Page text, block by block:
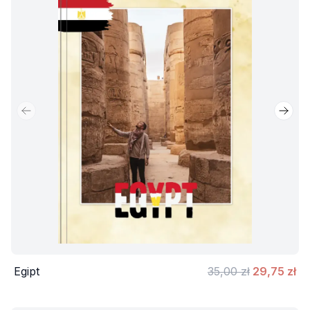
Poprzedni slajd
Egipt 35,00 zł 29,75 zł